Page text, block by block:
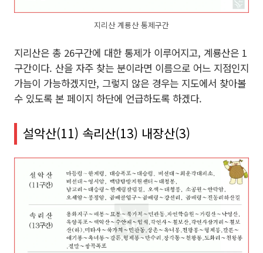
지리산 계룡산 통제구간
지리산은 총 26구간에 대한 통제가 이루어지고, 계룡산은 1
구간이다. 산을 자주 찾는 분이라면 이름으로 어느 지점인지
가늠이 가능하겠지만, 그렇지 않은 경우는 지도에서 찾아볼
수 있도록 본 페이지 하단에 언급하도록 하겠다.
설악산(11) 속리산(13) 내장산(3)